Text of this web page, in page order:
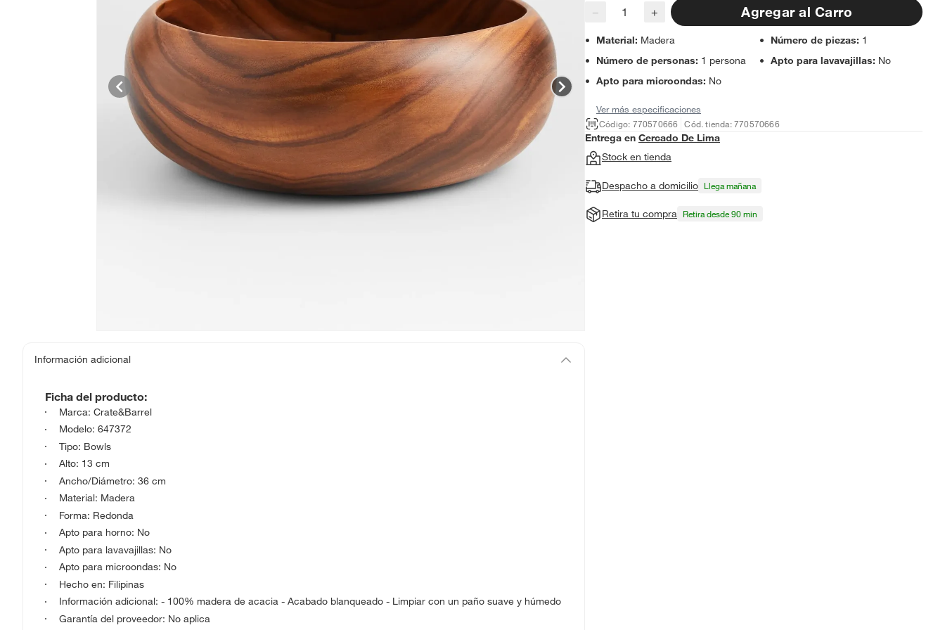
Información adicional
Ficha del producto:
Marca: Crate&Barrel
Modelo: 647372
Tipo: Bowls
Alto: 13 cm
Ancho/Diámetro: 36 cm
Material: Madera
Forma: Redonda
Apto para horno: No
Apto para lavavajillas: No
Apto para microondas: No
Hecho en: Filipinas
Información adicional: - 100% madera de acacia - Acabado blanqueado - Limpiar con un paño suave y húmedo
Garantía del proveedor: No aplica
− + Agregar al Carro
Material: Madera Número de piezas: 1
Número de personas: 1 persona Apto para lavavajillas: No
Apto para microondas: No
Ver más especificaciones
Código: 770570666
Cód. tienda: 770570666
Entrega en Cercado De Lima
Stock en tienda
Despacho a domicilio Llega mañana
Retira tu compra Retira desde 90 min